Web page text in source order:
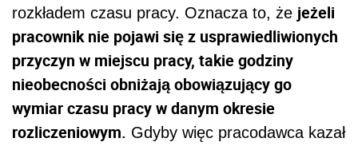
rozkładem czasu pracy. Oznacza to, że jeżeli
pracownik nie pojawi się z usprawiedliwionych
przyczyn w miejscu pracy, takie godziny
nieobecności obniżają obowiązujący go
wymiar czasu pracy w danym okresie
rozliczeniowym. Gdyby więc pracodawca kazał